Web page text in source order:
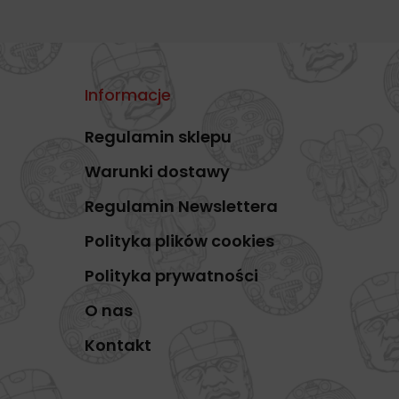
Informacje
Regulamin sklepu
Warunki dostawy
Regulamin Newslettera
Polityka plików cookies
Polityka prywatności
O nas
Kontakt